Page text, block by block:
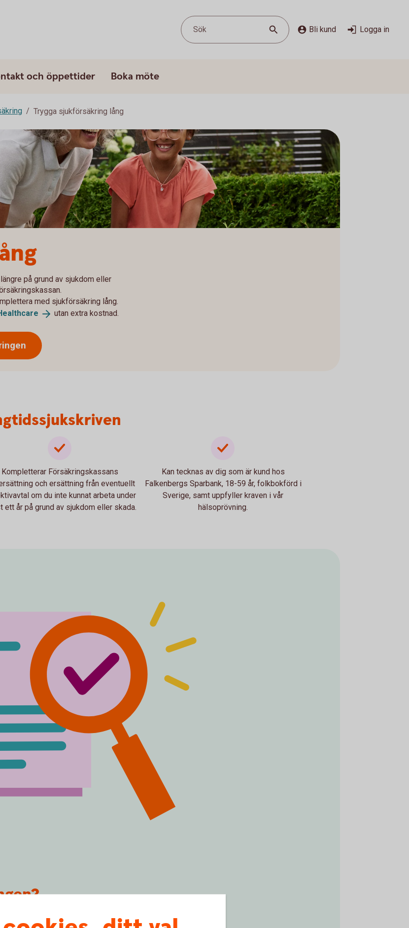
Sök Bli kund Logga in
och öppettider Boka möte
Trygga sjukförsäkring lång
på grund av sjukdom eller
med sjukförsäkring lång.
utan extra kostnad.
Kompletterar Försäkringskassans
och ersättning från eventuellt
om du inte kunnat arbeta under
ett år på grund av sjukdom eller skada.
Kan tecknas av dig som är kund hos
Falkenbergs Sparbank, 18-59 år, folkbokförd i
Sverige, samt uppfyller kraven i vår
hälsoprövning.
kort och ger ekonomiskt